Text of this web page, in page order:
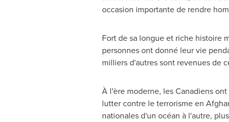
occasion importante de rendre
Fort de sa longue et riche histoire
personnes ont donné leur vie
milliers d'autres sont revenues de
À l'ère moderne, les Canadiens
lutter contre le terrorisme en
nationales d'un océan à l'autre,